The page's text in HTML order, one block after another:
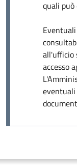
quali può
all'ufficio
accesso
eventuali